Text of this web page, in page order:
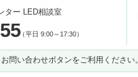
ター LED相談室
（平日 9:00～17:30）
問い合わせボタンをご利用ください